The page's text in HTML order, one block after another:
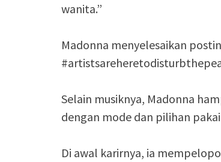
wanita.”
Madonna menyelesaikan
Selain musiknya, Madonna
dengan mode dan pilihan
Di awal karirnya, ia